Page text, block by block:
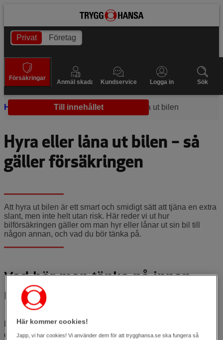
Till innehållet
Privat Företag
Försäkringar
Anmäl skada Kundservice Logga in Sök
Hem Bilförsäkring Hyra eller låna ut bilen
Hyra eller låna ut bilen – så
gäller försäkringen
Att hyra ut bilen är ett smart och smidigt sätt att tjäna en extra
slant, men inte helt utan risk. Här reder vi ut hur
bilförsäkringen gäller om man hyr eller lånar ut sin bil till
någon annan, och vad du bör tänka på.
Vad bör man tänka på innan
man hyr ut sin bil?
Du som har bilförsäkring hos oss på Trygg-Hansa får hyra
eller låna ut din bil till andra personer, till exempel till en
Här kommer cookies!
Japp, vi har cookies! Vi använder dem för att trygghansa.se ska fungera så